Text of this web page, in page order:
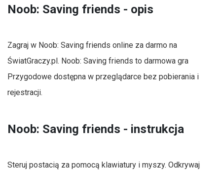
Noob: Saving friends - opis
Zagraj w Noob: Saving friends online za darmo na
ŚwiatGraczy.pl. Noob: Saving friends to darmowa gra
Przygodowe dostępna w przeglądarce bez pobierania i
rejestracji.
Noob: Saving friends - instrukcja
Steruj postacią za pomocą klawiatury i myszy. Odkrywaj